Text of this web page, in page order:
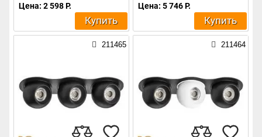
Цена: 2 598 Р.
Купить
Цена: 5 746 Р.
Купить
211465 211464